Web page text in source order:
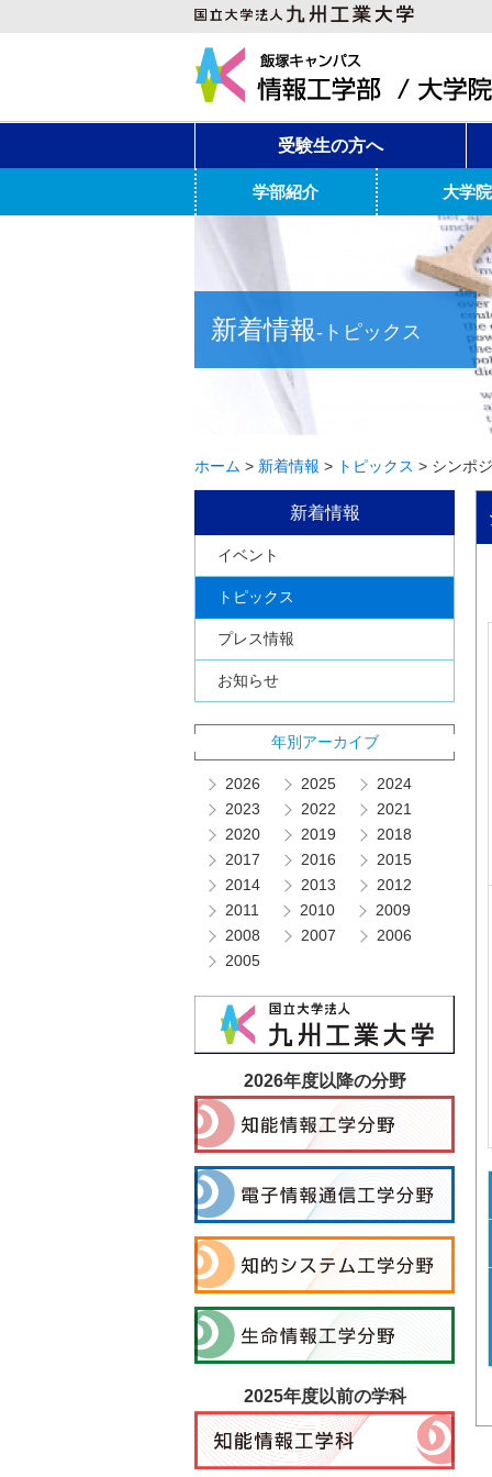
受験生の方へ
学部紹介 大学院
新着情報-トピックス
ホーム > 新着情報 > トピックス >
新着情報
イベント
トピックス
プレス情報
お知らせ
年別アーカイブ
2026 2025
2024
2023
2022
2021
2020
2019
2018
2017
2016
2015
2014
2013
2012
2011
2010
2009
2008
2007
2006
2005
2026年度以降の分野
2025年度以前の学科